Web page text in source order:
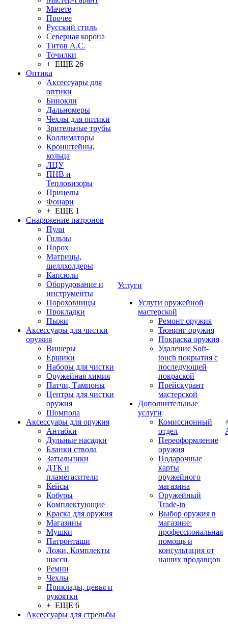
Мачете
Прочее
Русский стиль
Северная корона
Титов А.С.
Точилки
+ ЕЩЕ 26
Оптика
Аксессуары для
оптики
Бинокли
Дальномеры
Чехлы для оптики
Зрительные трубы
Коллиматоры
Кронштейны,
кольца
ЛЦУ
ПНВ и
Тепловизоры
Прицелы
Фонари
+ ЕЩЕ 1
Снаряжение патронов
Пули
Гильзы
Порох
Матрицы,
шеллхолдеры
Капсюли
Оборудование и
инструменты
Пороховницы
Прокладки
Пыжи
Аксессуары для чистки
оружия
Вишеры
Ёршики
Наборы для чистки
Оружейная химия
Патчи, Тампоны
Центры для чистки
оружия
Шомпола
Аксессуары для оружия
Антабки
Дульные насадки
Бланки ствола
Затыльники
ДТК и
пламегасители
Кейсы
Кобуры
Комплектующие
Краска для оружия
Магазины
Мушки
Патронташи
Ложи, Комплекты
шасси
Ремни
Чехлы
Приклады, цевья и
рукоятки
+ ЕЩЕ 6
Аксессуары для стрельбы
Услуги
Услуги оружейной
мастерской
Ремонт оружия
Тюнинг оружия
Покраска оружия
Удаление Soft-
touch покрытия с
последующей
покраской
Прейскурант
мастерской
Дополнительные
услуги
Комиссионный
отдел
Переоформление
оружия
Подарочные
карты
оружейного
магазина
Оружейный
Trade-in
Выбор оружия в
магазине:
профессиональная
помощь и
консультация от
наших продавцов